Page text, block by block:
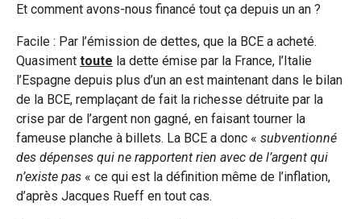
Et comment avons-nous financé tout ça depuis un an ?
Facile : Par l’émission de dettes, que la BCE a acheté.
Quasiment toute la dette émise par la France, l’Italie
l’Espagne depuis plus d’un an est maintenant dans le bilan
de la BCE, remplaçant de fait la richesse détruite par la
crise par de l’argent non gagné, en faisant tourner la
fameuse planche à billets. La BCE a donc « subventionné
des dépenses qui ne rapportent rien avec de l’argent qui
n’existe pas « ce qui est la définition même de l’inflation,
d’après Jacques Rueff en tout cas.